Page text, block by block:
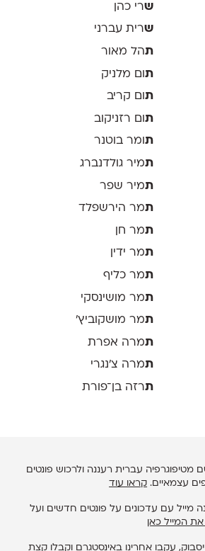
שרי כהן
שרית עברני
תהל מאור
ת ום מלניק
תום קריב
ת ום רזניקוב
תומר בוטנר
תמיר גולדנברג
תמיר שפר
תמר הירשפלד
תמר חן
תמר ידין
תמר כליף
תמר מושינסקי
תמר מושקוביץ'
תמרה אפרת
תמרה צ׳נגרי
תרזה בן־פורת
מטיפוגרפיה עברית רעננה ולרכוש פונטים
עצמאיים. קראו עוד
עם עדכונים על פונטים חדשים ועל
המייל כאן
, עקבו אחרינו באינסטגרם וקבלו קצת